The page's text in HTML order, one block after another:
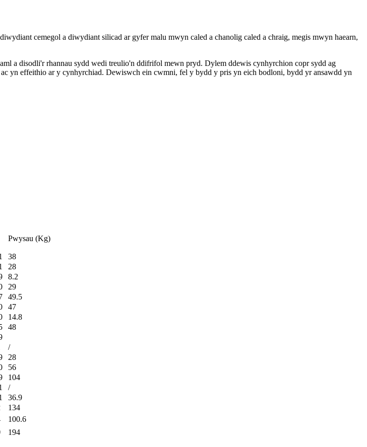
cemegol a diwydiant silicad ar gyfer malu mwyn caled a chanolig caled a chraig, megis mwyn haearn,
a disodli'r rhannau sydd wedi treulio'n ddifrifol mewn pryd. Dylem ddewis cynhyrchion copr sydd ag
yn effeithio ar y cynhyrchiad. Dewiswch ein cwmni, fel y bydd y pris yn eich bodloni, bydd yr ansawdd yn
Pwysau (Kg)
38
28
8.2
29
49.5
47
14.8
48
/
28
56
104
/
36.9
134
100.6
194